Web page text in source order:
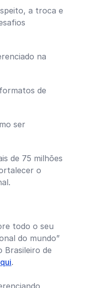
a troca e
na
de
ser
de 75 milhões
o
todo o seu
do mundo”
Brasileiro de
.